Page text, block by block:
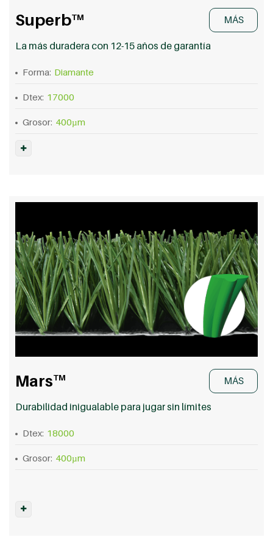
SuperbTM MÁS
La más duradera con 12-15 años de garantía
Forma: Diamante
Dtex: 17000
Grosor: 400µm
MarsTM MÁS
Durabilidad inigualable para jugar sin límites
Dtex: 18000
Grosor: 400µm